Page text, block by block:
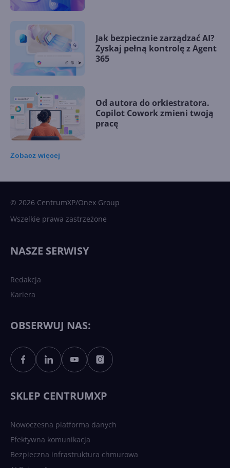
Jak bezpiecznie zarządzać AI?
Zyskaj pełną kontrolę z Agent
365
Od autora do orkiestratora.
Copilot Cowork zmieni twoją
pracę
Sztuczna inteligencja po
polsku. Dość barier
Zobacz więcej
© 2026 CentrumXP/Onex Group
Wszelkie prawa zastrzeżone
NASZE SERWISY
Redakcja
Kariera
OBSERWUJ NAS:
SKLEP CENTRUMXP
Nowoczesna platforma danych
Efektywna komunikacja
Bezpieczna infrastruktura chmurowa